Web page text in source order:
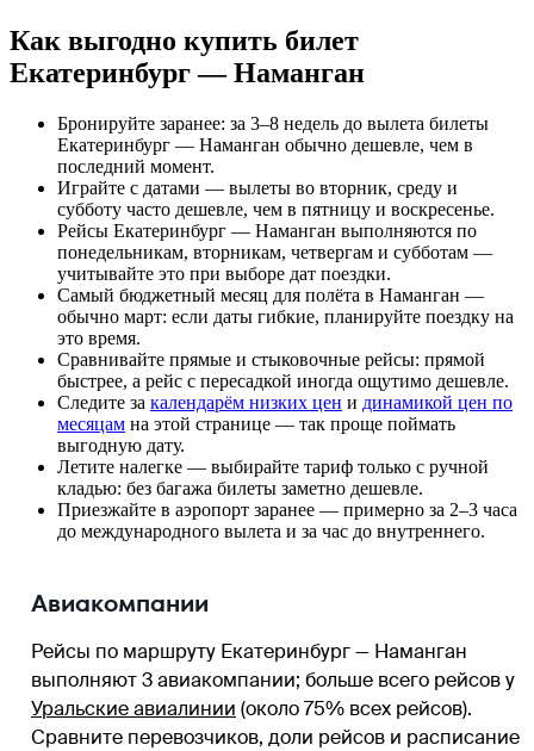
Как выгодно купить билет
Екатеринбург — Наманган
Бронируйте заранее: за 3–8 недель до вылета билеты
Екатеринбург — Наманган обычно дешевле, чем в
последний момент.
Играйте с датами — вылеты во вторник, среду и
субботу часто дешевле, чем в пятницу и воскресенье.
Рейсы Екатеринбург — Наманган выполняются по
понедельникам, вторникам, четвергам и субботам —
учитывайте это при выборе дат поездки.
Самый бюджетный месяц для полёта в Наманган —
обычно март: если даты гибкие, планируйте поездку на
это время.
Сравнивайте прямые и стыковочные рейсы: прямой
быстрее, а рейс с пересадкой иногда ощутимо дешевле.
Следите за календарём низких цен и динамикой цен по
месяцам на этой странице — так проще поймать
выгодную дату.
Летите налегке — выбирайте тариф только с ручной
кладью: без багажа билеты заметно дешевле.
Приезжайте в аэропорт заранее — примерно за 2–3 часа
до международного вылета и за час до внутреннего.
Авиакомпании
Рейсы по маршруту Екатеринбург — Наманган
выполняют 3 авиакомпании; больше всего рейсов у
Уральские авиалинии (около 75% всех рейсов).
Сравните перевозчиков, доли рейсов и расписание